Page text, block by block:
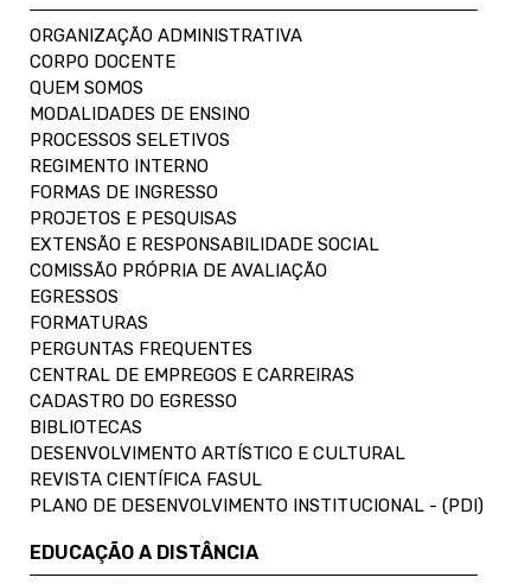
ORGANIZAÇÃO ADMINISTRATIVA
CORPO DOCENTE
QUEM SOMOS
MODALIDADES DE ENSINO
PROCESSOS SELETIVOS
REGIMENTO INTERNO
FORMAS DE INGRESSO
PROJETOS E PESQUISAS
EXTENSÃO E RESPONSABILIDADE SOCIAL
COMISSÃO PRÓPRIA DE AVALIAÇÃO
EGRESSOS
FORMATURAS
PERGUNTAS FREQUENTES
CENTRAL DE EMPREGOS E CARREIRAS
CADASTRO DO EGRESSO
BIBLIOTECAS
DESENVOLVIMENTO ARTÍSTICO E CULTURAL
REVISTA CIENTÍFICA FASUL
PLANO DE DESENVOLVIMENTO INSTITUCIONAL - (PDI)
EDUCAÇÃO A DISTÂNCIA